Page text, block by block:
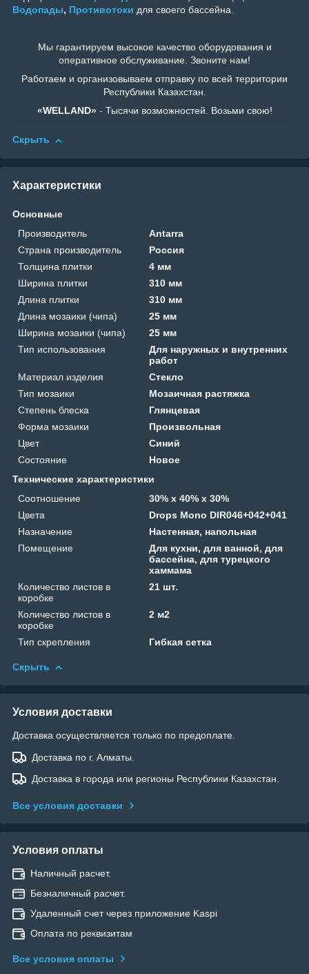
Водопады, Противотоки для своего бассейна.
Мы гарантируем высокое качество оборудования и
оперативное обслуживание. Звоните нам!
Работаем и организовываем отправку по всей территории
Республики Казахстан.
«WELLAND»- Тысячи возможностей. Возьми свою!
Скрыть
Характеристики
Основные
Производитель
Antarra
Страна производитель
Россия
Толщина плитки
4 мм
Ширина плитки
310 мм
Длина плитки
310 мм
Длина мозаики (чипа)
25 мм
Ширина мозаики (чипа)
25 мм
Тип использования
Для наружных и внутренних
работ
Материал изделия
Стекло
Тип мозаики
Мозаичная растяжка
Степень блеска
Глянцевая
Форма мозаики
Произвольная
Цвет
Синий
Состояние
Новое
Технические характеристики
Соотношение
30% х 40% х 30%
Цвета
Drops Mono DIR046+042+041
Назначение
Настенная, напольная
Помещение
Для кухни, для ванной, для
бассейна, для турецкого
хаммама
Количество листов в
коробке
21 шт.
Количество листов в
коробке
2 м2
Тип скрепления Гибкая сетка
Скрыть
Условия доставки
Доставка осуществляется только по предоплате.
Доставка по г. Алматы.
Доставка в города или регионы Республики Казахстан.
Все условия доставки
Условия оплаты
Наличный расчет.
Безналичный расчет.
Удаленный счет через приложение Kaspi
Оплата по реквизитам
Все условия оплаты